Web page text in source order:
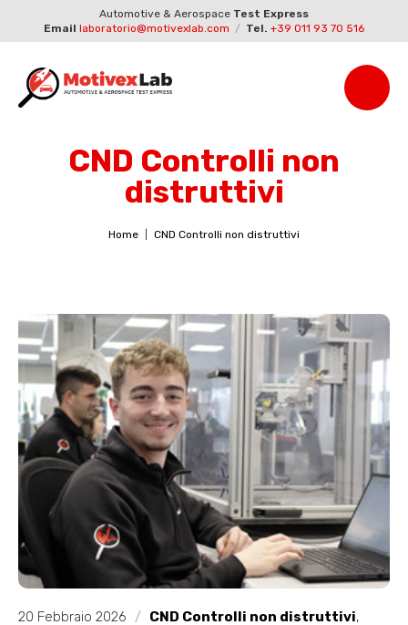
Automotive & Aerospace Test Express
Email laboratorio@motivexlab.com / Tel. +39 011 93 70 516
CND Controlli non
distruttivi
Home CND Controlli non distruttivi
20 Febbraio 2026 / CND Controlli non distruttivi,